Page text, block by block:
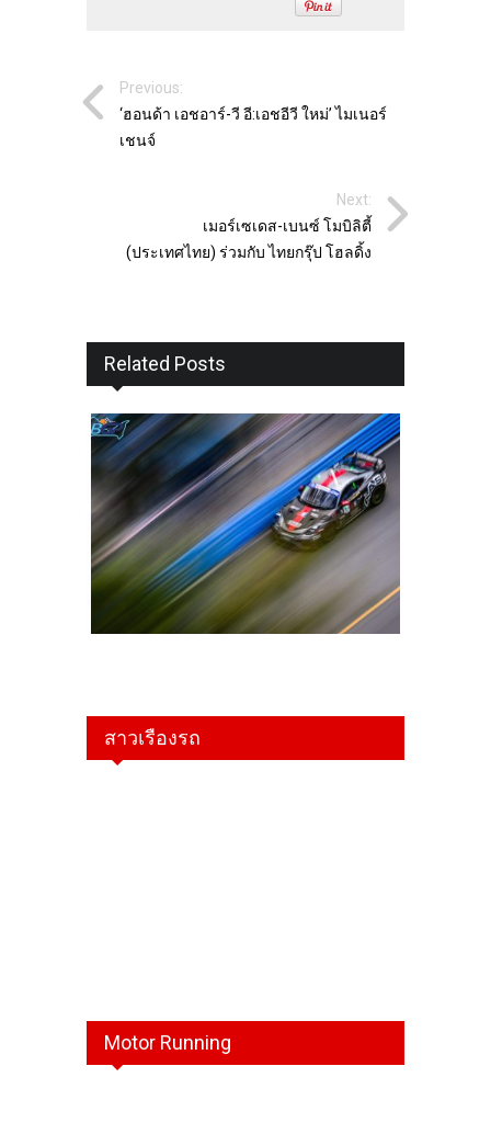
Previous:
‘ฮอนด้า เอชอาร์-วี อี:เอชอีวี ใหม่’ ไมเนอร์
เชนจ์
Next:
เมอร์เซเดส-เบนซ์ โมบิลิตี้
(ประเทศไทย) ร่วมกับ ไทยกรุ๊ป โฮลดิ้ง
Related Posts
สาวเรืองรถ
Motor Running